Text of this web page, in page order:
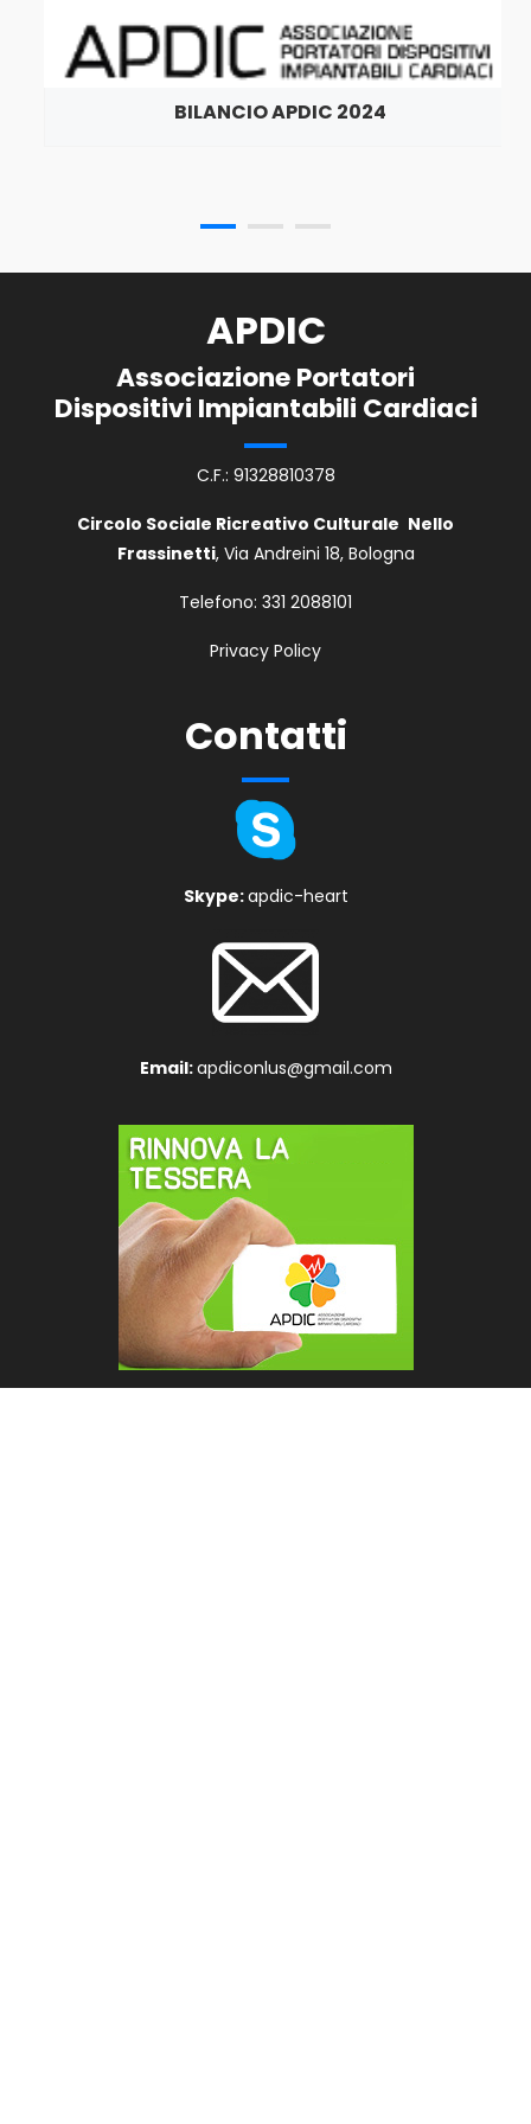
BILANCIO APDIC 2024
APDIC
Associazione Portatori
Dispositivi Impiantabili Cardiaci
C.F.: 91328810378
Circolo Sociale Ricreativo Culturale Nello
Frassinetti, Via Andreini 18, Bologna
Telefono: 331 2088101
Privacy Policy
Contatti
Skype:apdic-heart
Email:apdiconlus@gmail.com